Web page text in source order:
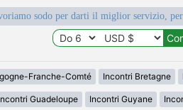
sodo per darti il miglior servizio,
Franche-Comté Incontri Bretagne
Guadeloupe Incontri Guyane